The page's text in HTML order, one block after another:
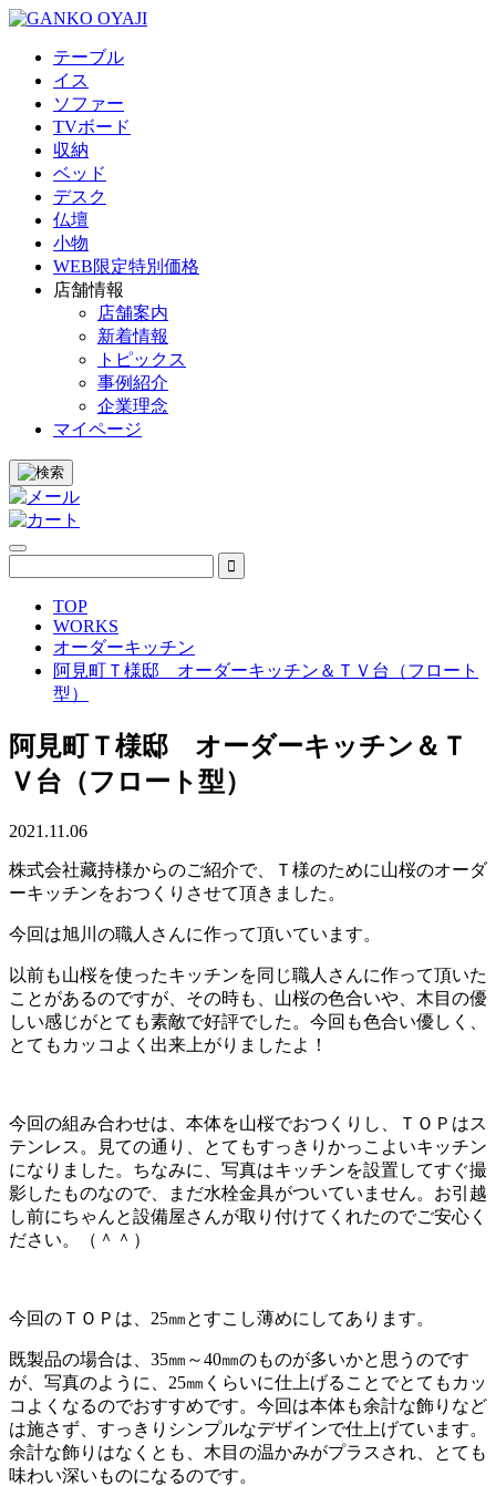
テーブル
イス
ソファー
TVボード
収納
ベッド
デスク
仏壇
小物
WEB限定特別価格
店舗情報
店舗案内
新着情報
トピックス
事例紹介
企業理念
マイページ
TOP
WORKS
オーダーキッチン
阿見町Ｔ様邸 オーダーキッチン＆ＴＶ台（フロート
型）
阿見町Ｔ様邸 オーダーキッチン＆Ｔ
Ｖ台（フロート型）
2021.11.06
株式会社藏持様からのご紹介で、Ｔ様のために山桜のオーダ
ーキッチンをおつくりさせて頂きました。
今回は旭川の職人さんに作って頂いています。
以前も山桜を使ったキッチンを同じ職人さんに作って頂いた
ことがあるのですが、その時も、山桜の色合いや、木目の優
しい感じがとても素敵で好評でした。今回も色合い優しく、
とてもカッコよく出来上がりましたよ！
今回の組み合わせは、本体を山桜でおつくりし、ＴＯＰはス
テンレス。見ての通り、とてもすっきりかっこよいキッチン
になりました。ちなみに、写真はキッチンを設置してすぐ撮
影したものなので、まだ水栓金具がついていません。お引越
し前にちゃんと設備屋さんが取り付けてくれたのでご安心く
ださい。（＾＾）
今回のＴＯＰは、25㎜とすこし薄めにしてあります。
既製品の場合は、35㎜～40㎜のものが多いかと思うのです
が、写真のように、25㎜くらいに仕上げることでとてもカッ
コよくなるのでおすすめです。今回は本体も余計な飾りなど
は施さず、すっきりシンプルなデザインで仕上げています。
余計な飾りはなくとも、木目の温かみがプラスされ、とても
味わい深いものになるのです。